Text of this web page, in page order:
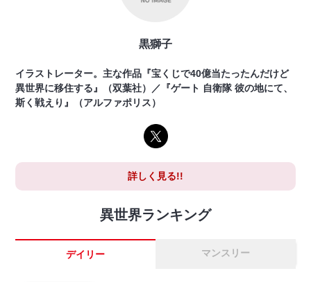
黒獅子
イラストレーター。主な作品『宝くじで40億当たったんだけど
異世界に移住する』（双葉社）／『ゲート 自衛隊 彼の地にて、
斯く戦えり』（アルファポリス）
詳しく見る!!
異世界ランキング
デイリー マンスリー